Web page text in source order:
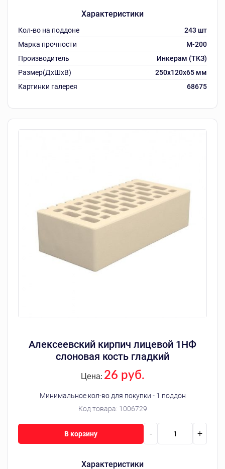
Характеристики
Кол-во на поддоне
243 шт
Марка прочности
М-200
Производитель
Инкерам (ТКЗ)
Размер(ДхШхВ)
250х120х65 мм
Картинки галерея
68675
Алексеевский кирпич лицевой 1НФ
слоновая кость гладкий
Код товара: 1006729
Цена: 26 руб.
Минимальное кол-во для покупки - 1 поддон
Характеристики
- +
В корзину